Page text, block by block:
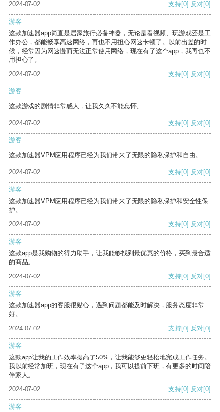
2024-07-02 支持[0] 反对[0]
游客
这款加速器app简直是居家旅行必备神器，无论是看视频、玩游戏还是工
作办公，都能畅享高速网络，再也不用担心网速卡顿了。以前出差的时
候，经常因为网速慢而无法正常使用网络，现在有了这个app，我再也不
用担心了。
2024-07-02
支持[0] 反对[0]
游客
这款游戏的剧情非常感人，让我久久不能忘怀。
2024-07-02 支持[0] 反对[0]
游客
这款加速器VPM应用程序已经为我们带来了无限的隐私保护和自由。
2024-07-02 支持[0] 反对[0]
游客
这款加速器VPM应用程序已经为我们带来了无限的隐私保护和安全性保
护。
2024-07-02
支持[0] 反对[0]
游客
这款app是我购物的得力助手，让我能够找到最优惠的价格，买到最合适
的商品。
2024-07-02
支持[0] 反对[0]
游客
这款加速器app的客服很贴心，遇到问题都能及时解决，服务态度非常
好。
2024-07-02
支持[0] 反对[0]
游客
这款app让我的工作效率提高了50%，让我能够更轻松地完成工作任务。
我以前经常加班，现在有了这个app，我可以提前下班，有更多的时间陪
伴家人。
2024-07-02
支持[0] 反对[0]
游客